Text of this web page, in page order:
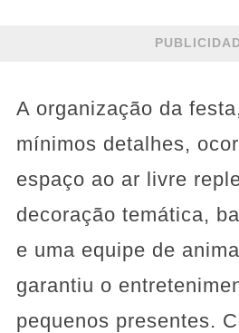
A organização da
mínimos detalhes,
espaço ao ar livre
decoração temática,
e uma equipe de
garantiu o
pequenos presentes.